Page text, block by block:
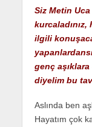
Siz Metin
ilgili
genç
diyelim bu
Aslında ben
Hayatım çok